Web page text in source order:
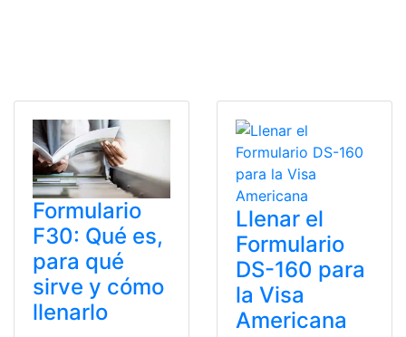
Formulario
F30: Qué es,
para qué
sirve y cómo
llenarlo
Llenar el
Formulario
DS-160 para
la Visa
Americana